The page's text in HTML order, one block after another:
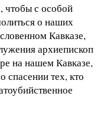
с особой
о наших
Кавказе,
архиепископ
на нашем Кавказе,
спасении тех, кто